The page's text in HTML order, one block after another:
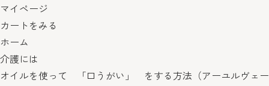
マイページ
カートをみる
ホーム
介護には
オイルを使って 「口うがい」 をする方法（アーユルヴェー